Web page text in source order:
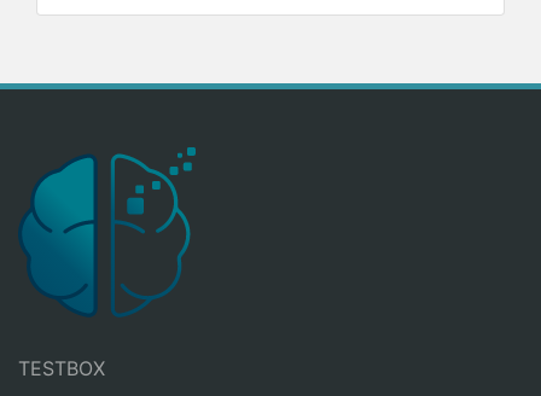
TESTBOX